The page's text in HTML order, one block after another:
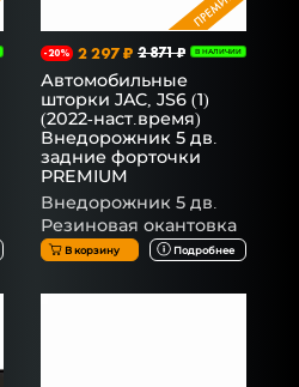
-20% 2 297 ₽ 2 871 ₽ В НАЛИЧИИ
Автомобильные
шторки JAC, JS6 (1)
(2022-наст.время)
Внедорожник 5 дв.
задние форточки
PREMIUM
Внедорожник 5 дв.
Резиновая окантовка
В корзину Подробнее